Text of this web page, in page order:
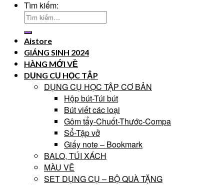
Tìm kiếm:
Aistore
GIÁNG SINH 2024
HÀNG MỚI VỀ
DỤNG CỤ HỌC TẬP
DỤNG CỤ HỌC TẬP CƠ BẢN
Hộp bút-Túi bút
Bút viết các loại
Gôm tẩy-Chuốt-Thước-Compa
Sổ-Tập vở
Giấy note – Bookmark
BALO, TÚI XÁCH
MÀU VẼ
SET DỤNG CỤ – BỘ QUÀ TẶNG